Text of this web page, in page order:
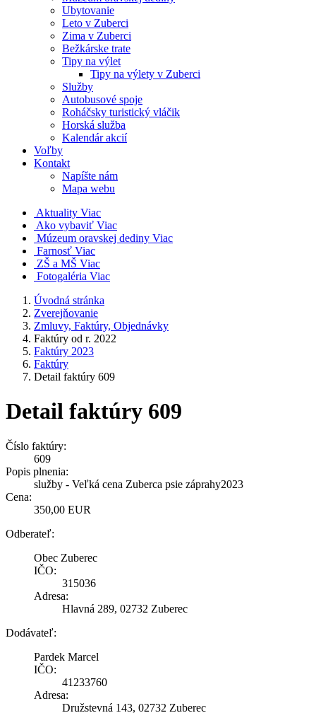
Ubytovanie
Leto v Zuberci
Zima v Zuberci
Bežkárske trate
Tipy na výlet
Tipy na výlety v Zuberci
Služby
Autobusové spoje
Roháčsky turistický vláčik
Horská služba
Kalendár akcií
Voľby
Kontakt
Napíšte nám
Mapa webu
Aktuality Viac
Ako vybaviť Viac
Múzeum oravskej dediny Viac
Farnosť Viac
ZŠ a MŠ Viac
Fotogaléria Viac
Úvodná stránka
Zverejňovanie
Zmluvy, Faktúry, Objednávky
Faktúry od r. 2022
Faktúry 2023
Faktúry
Detail faktúry 609
Detail faktúry 609
Číslo faktúry:
609
Popis plnenia:
služby - Veľká cena Zuberca psie záprahy2023
Cena:
350,00 EUR
Odberateľ:
Obec Zuberec
IČO:
315036
Adresa:
Hlavná 289, 02732 Zuberec
Dodávateľ:
Pardek Marcel
IČO:
41233760
Adresa:
Družstevná 143, 02732 Zuberec